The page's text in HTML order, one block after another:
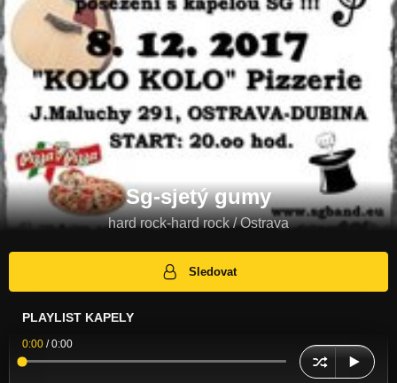
Sg-sjetý gumy
hard rock-hard rock / Ostrava
Sledovat
PLAYLIST KAPELY
0:00 /0:00